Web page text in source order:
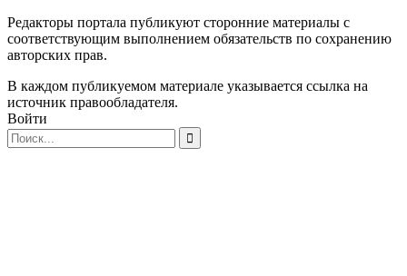
Редакторы портала публикуют сторонние материалы с
соответствующим выполнением обязательств по сохранению
авторских прав.
В каждом публикуемом материале указывается ссылка на
источник правообладателя.
Войти